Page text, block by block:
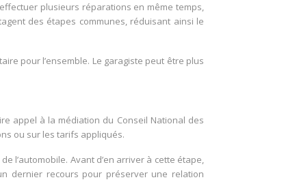
plusieurs réparations en même temps,
des étapes communes, réduisant ainsi le
pour l’ensemble. Le garagiste peut être plus
appel à la médiation du Conseil National des
ou sur les tarifs appliqués.
l’automobile. Avant d’en arriver à cette étape,
dernier recours pour préserver une relation